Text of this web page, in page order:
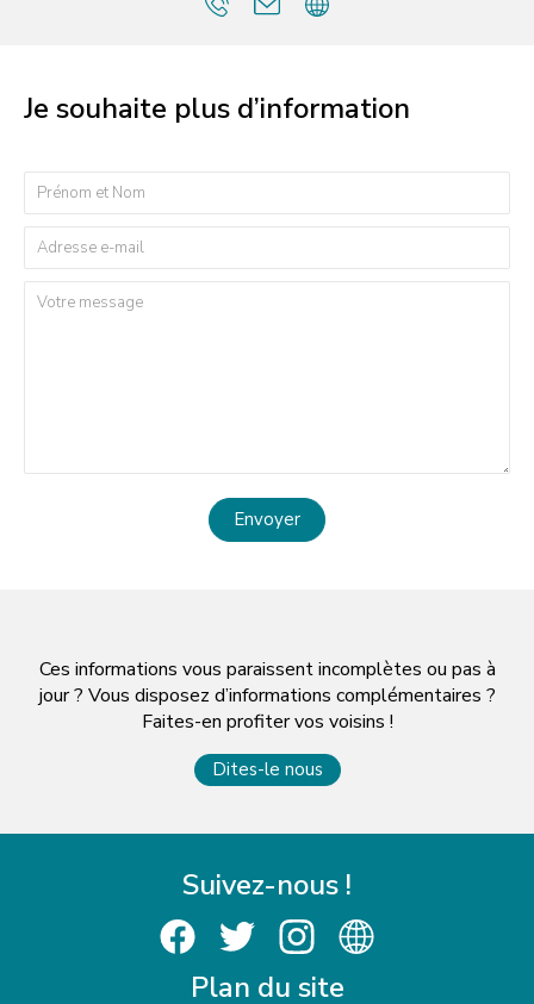
Je souhaite plus d’information
Envoyer
Ces informations vous paraissent incomplètes ou pas à
jour ? Vous disposez d’informations complémentaires ?
Faites-en profiter vos voisins !
Dites-le nous
Suivez-nous !
Plan du site